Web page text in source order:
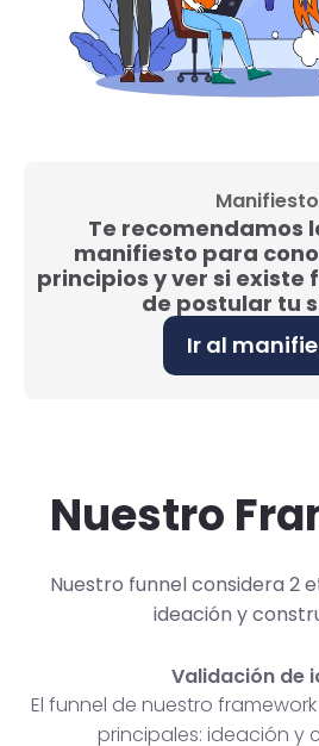
Manifiesto
Te recomendamos
manifiesto para
principios y ver si existe
de postular tu
Ir al
Nuestro
Nuestro funnel considera 2
ideación y
Validación de
El funnel de nuestro
principales: ideación y